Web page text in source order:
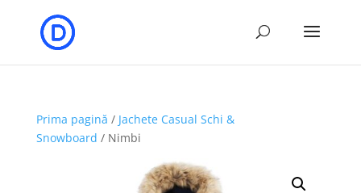
Prima pagină / Jachete Casual Schi &
Snowboard / Nimbi